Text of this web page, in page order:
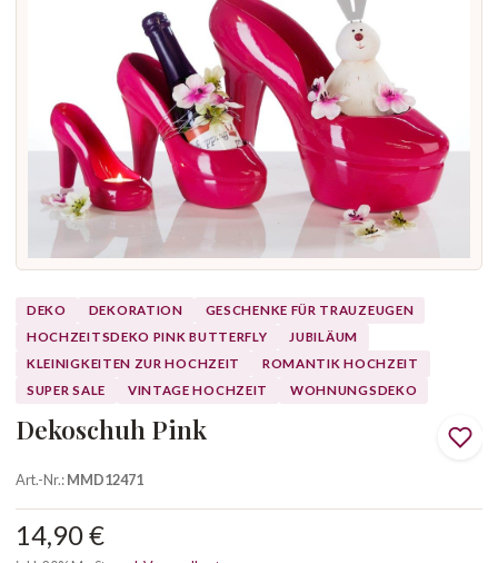
DEKO DEKORATION
GESCHENKE FÜR TRAUZEUGEN
HOCHZEITSDEKO PINK BUTTERFLY
JUBILÄUM
KLEINIGKEITEN ZUR HOCHZEIT
ROMANTIK HOCHZEIT
SUPER SALE
VINTAGE HOCHZEIT WOHNUNGSDEKO
Dekoschuh Pink
Art.-Nr.:MMD12471
14,90 €